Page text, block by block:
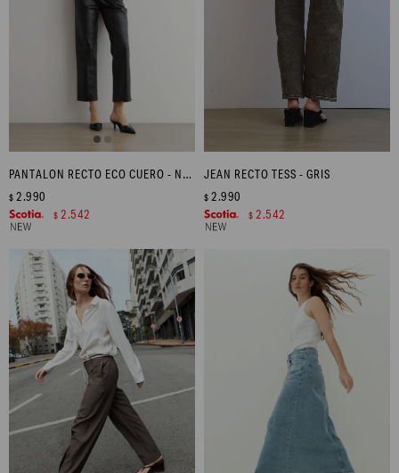
PANTALON RECTO ECO CUERO - NEGRO
$ 2.990
$ 2.542
JEAN RECTO TESS - GRIS
$ 2.990
$ 2.542